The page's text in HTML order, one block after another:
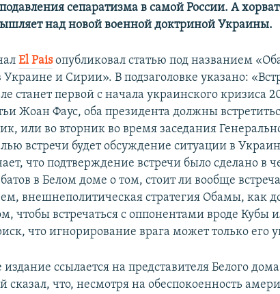
сепаратизма в самой России. А
над новой военной доктриной Украины.
El Paisопубликовал статью под названием
Украине и Сирии». В подзаголовке указано:
станет первой с начала украинского кризиса
Жоан Фаус, оба президента должны
или во вторник во время заседания
встречи будет обсуждение ситуации в
что подтверждение встречи было сделано в
в Белом доме о том, стоит ли вообще
внешнеполитическая стратегия Обамы, как
чтобы встречаться с оппонентами вроде Кубы
что игнорирование врага может только его
издание ссылается на представителя Белого
сказал, что, несмотря на обеспокоенность